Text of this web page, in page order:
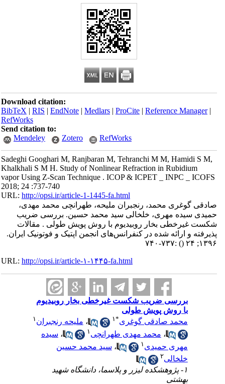
Download citation:
BibTeX|RIS|EndNote|Medlars|ProCite|Reference Manager
RefWorks
Send citation to:
Mendeley
Zotero RefWorks
Sadeghi Googhari M, Ranjbaran M, Tehranchi M M, Hamidi S M,
Khalkhali S M H. Study of Nonlinear Refraction in Rubidium
vapor Using Z-Scan Technique . ICOP & ICPET _ INPC _ ICOFS
2018; 24 :737-740
URL:http://opsi.ir/article-1-1445-fa.html
صادقی گوغری محمد، رنجبران ملیحه، طهرانچی محمد مهدی،
حمیدی سیده مهری، خلخالی سید محمد حسین. بررسی ضریب
شکست غیرخطی بخار روبیدیوم با روش پویش طولی . مقالات
پذیرفته و ارائه شده در کنفرانس‌های انجمن اپتیک و فوتونیک ایران.
۱۳۹۶; ۲۴
() :۷۳۷-۷۴۰
URL:http://opsi.ir/article-۱-۱۴۴۵-fa.html
بررسی ضریب شکست غیرخطی بخار روبیدیوم
با روش پویش طولی
محمد صادقی گوغری* ۱ ،ملیحه رنجبران ۱
،محمد مهدی طهرانچی ،سیده
مهری حمیدی
،سید محمد حسین
خلخالی
۱- پژوهشکده لیزر و پلاسما، دانشگاه شهید
بهشتی